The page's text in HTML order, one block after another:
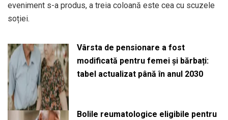
eveniment s-a produs, a treia coloană este cea cu scuzele
soției.
Vârsta de pensionare a fost
modificată pentru femei și bărbați:
tabel actualizat până în anul 2030
Bolile reumatologice eligibile pentru